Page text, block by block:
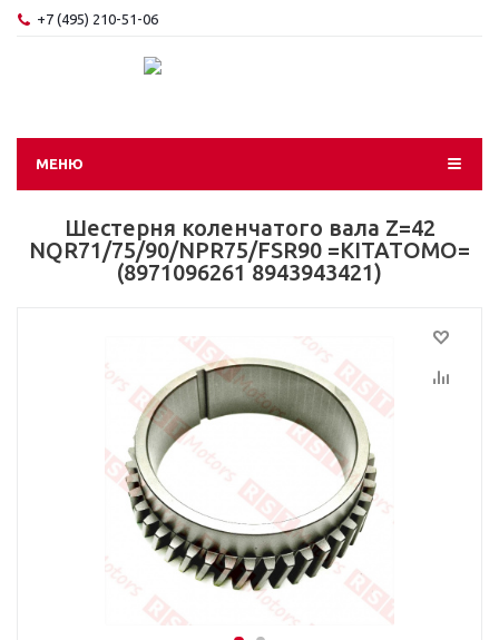
+7 (495) 210-51-06
МЕНЮ
Шестерня коленчатого вала Z=42
NQR71/75/90/NPR75/FSR90 =KITATOMO=
(8971096261 8943943421)